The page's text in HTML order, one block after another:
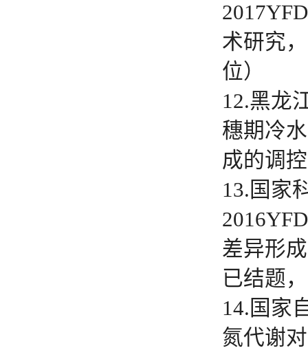
术研究
位）
12.黑龙
穗期冷
成的调
13.国家
差异形
已结题
14.国家
氮代谢